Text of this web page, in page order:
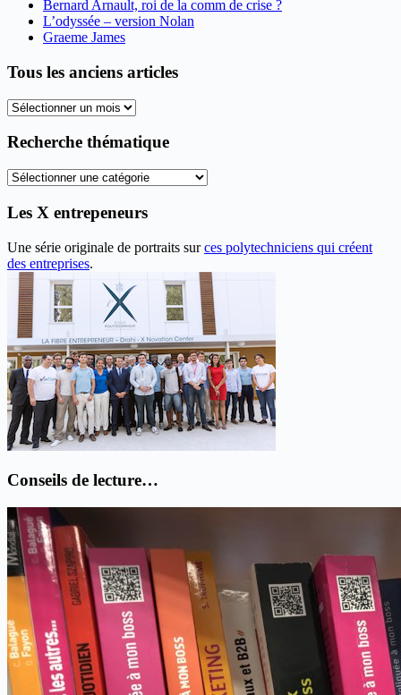
Bernard Arnault, roi de la comm de crise ?
L’odyssée – version Nolan
Graeme James
Tous les anciens articles
Tous
anciens
Recherche thématique
Recherche
Les X entrepeneurs
Une série originale de portraits surces polytechniciens qui créent
des entreprises.
Conseils de lecture…